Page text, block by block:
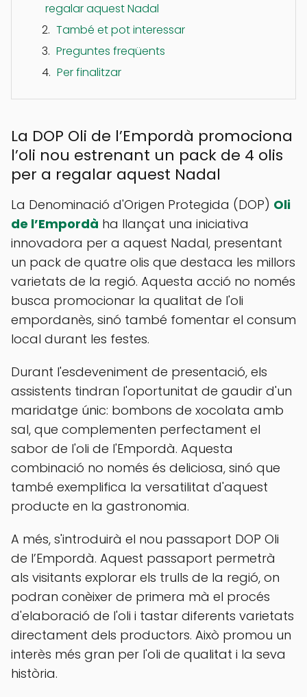
regalar aquest Nadal
També et pot interessar
Preguntes freqüents
Per finalitzar
La DOP Oli de l’Empordà promociona
l’oli nou estrenant un pack de 4 olis
per a regalar aquest Nadal
La Denominació d'Origen Protegida (DOP) Oli
de l’Empordà ha llançat una iniciativa
innovadora per a aquest Nadal, presentant
un pack de quatre olis que destaca les millors
varietats de la regió. Aquesta acció no només
busca promocionar la qualitat de l'oli
empordanès, sinó també fomentar el consum
local durant les festes.
Durant l'esdeveniment de presentació, els
assistents tindran l'oportunitat de gaudir d'un
maridatge únic: bombons de xocolata amb
sal, que complementen perfectament el
sabor de l'oli de l'Empordà. Aquesta
combinació no només és deliciosa, sinó que
també exemplifica la versatilitat d'aquest
producte en la gastronomia.
A més, s'introduirà el nou passaport DOP Oli
de l’Empordà. Aquest passaport permetrà
als visitants explorar els trulls de la regió, on
podran conèixer de primera mà el procés
d'elaboració de l'oli i tastar diferents varietats
directament dels productors. Això promou un
interès més gran per l'oli de qualitat i la seva
història.